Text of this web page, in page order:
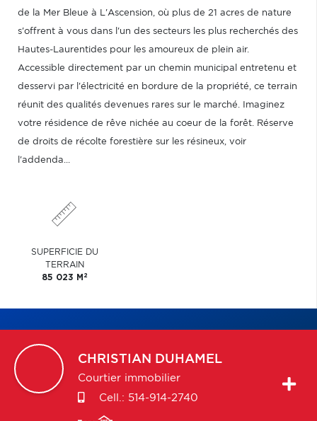
de la Mer Bleue à L'Ascension, où plus de 21 acres de nature
s'offrent à vous dans l'un des secteurs les plus recherchés des
Hautes-Laurentides pour les amoureux de plein air.
Accessible directement par un chemin municipal entretenu et
desservi par l'électricité en bordure de la propriété, ce terrain
réunit des qualités devenues rares sur le marché. Imaginez
votre résidence de rêve nichée au coeur de la forêt. Réserve
de droits de récolte forestière sur les résineux, voir
l'addenda...
SUPERFICIE DU
TERRAIN
85 023 M 2
CHRISTIAN DUHAMEL
Courtier immobilier
Cell.: 514-914-2740